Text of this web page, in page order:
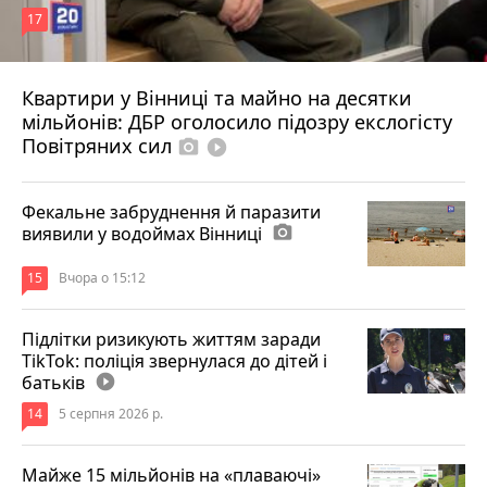
Квартири у Вінниці та майно на десятки
мільйонів: ДБР оголосило підозру екслогісту
Повітряних сил photo_camera play_circle_filled
17
6 серпня 2026 р.
Фекальне забруднення й паразити
виявили у водоймах Вінниці photo_camera
15 Вчора о 15:12
Підлітки ризикують життям заради
TikTok: поліція звернулася до дітей і
батьків play_circle_filled
14 5 серпня 2026 р.
Майже 15 мільйонів на «плаваючі»